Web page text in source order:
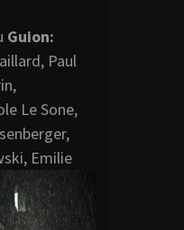
Guion:
Paul
Le Sone,
Emilie